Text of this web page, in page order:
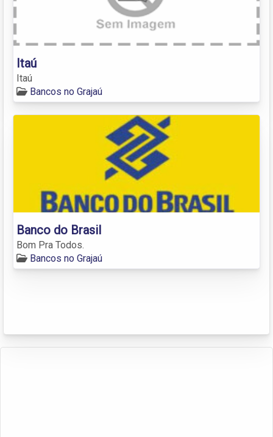
Itaú
Itaú
Bancos no Grajaú
Banco do Brasil
Bom Pra Todos.
Bancos no Grajaú